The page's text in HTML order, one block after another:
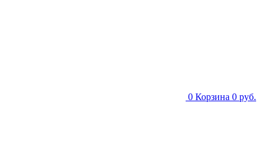
0 Корзина 0 руб.